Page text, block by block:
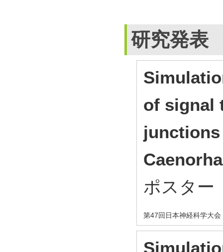
研究発表
of signal
ポスター
第47回日本神経科学大